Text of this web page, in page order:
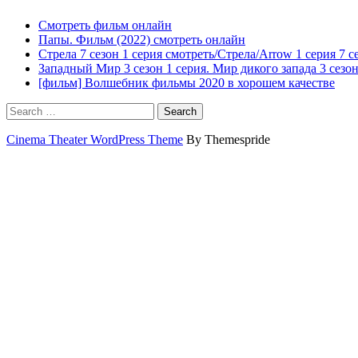
Смотреть фильм онлайн
Папы. Фильм (2022) смотреть онлайн
Стрела 7 сезон 1 серия смотреть/Стрела/Arrow 1 серия 7
Западный Мир 3 сезон 1 серия. Мир дикого запада 3
[фильм] Волшебник фильмы 2020 в хорошем качестве
Search
Cinema Theater WordPress Theme By Themespride